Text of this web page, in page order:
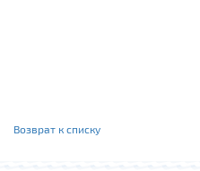
Возврат к списку